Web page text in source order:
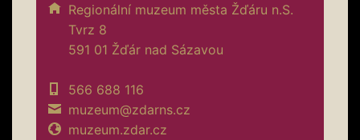
Regionální muzeum města Žďáru n.S.
Tvrz 8
591 01 Žďár nad Sázavou
566 688 116
muzeum@zdarns.cz
muzeum.zdar.cz